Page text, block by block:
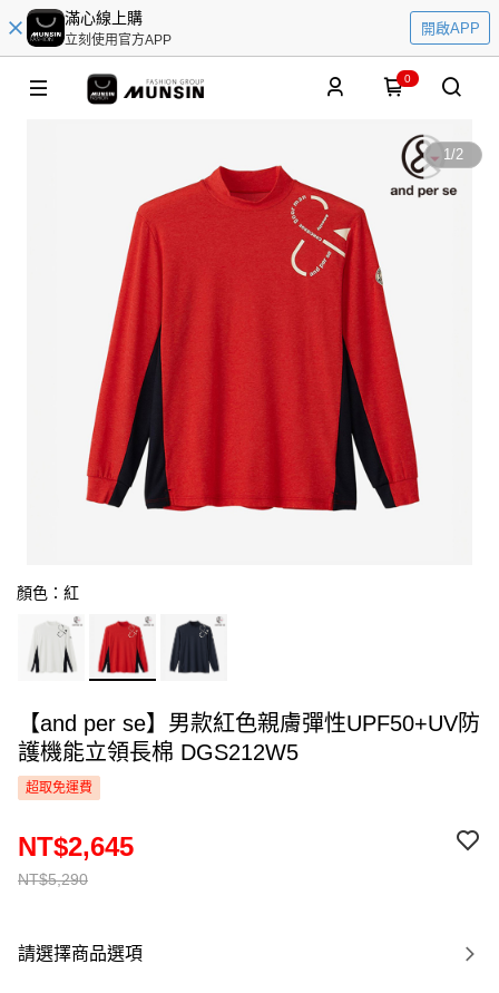
滿心線上購
立刻使用官方APP
開啟APP
0
1/2
顏色：紅
【and per se】男款紅色親膚彈性UPF50+UV防
護機能立領長棉 DGS212W5
超取免運費
NT$5,290
NT$2,645
請選擇商品選項